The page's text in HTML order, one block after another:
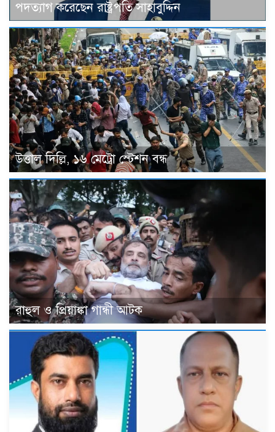
পদত্যাগ করেছেন রাষ্ট্রপতি সাহাবুদ্দিন
উত্তাল দিল্লি, ১৬ মেট্রো স্টেশন বন্ধ
রাহুল ও প্রিয়াঙ্কা গান্ধী আটক